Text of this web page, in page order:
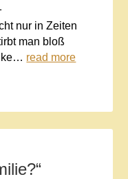
nur in Zeiten
man bloß
read more